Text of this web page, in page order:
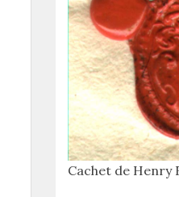
Cachet de Henry